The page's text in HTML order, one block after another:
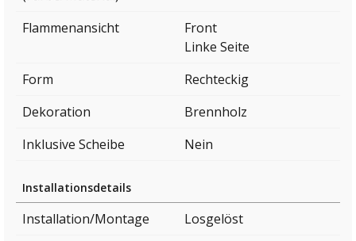
Flammenansicht
Front
Linke Seite
Form
Rechteckig
Dekoration
Brennholz
Inklusive Scheibe
Nein
Installationsdetails
Installation/Montage
Losgelöst